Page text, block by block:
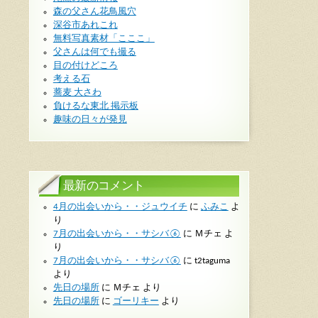
森の父さん花鳥風穴
深谷市あれこれ
無料写真素材「こここ」
父さんは何でも撮る
目の付けどころ
考える石
蕎麦 大さわ
負けるな東北 掲示板
趣味の日々が発見
最新のコメント
4月の出会いから・・ジュウイチ に ふみこ よ
り
7月の出会いから・・サシバ⑥ に Ｍチェ よ
り
7月の出会いから・・サシバ⑥ に t2taguma
より
先日の場所に Ｍチェ より
先日の場所に ゴーリキー より